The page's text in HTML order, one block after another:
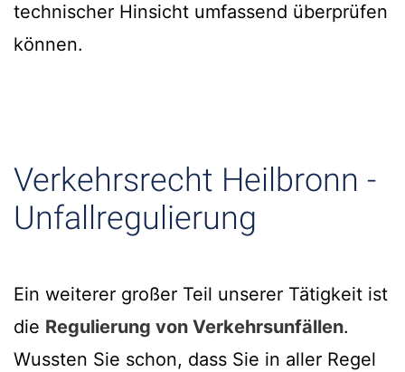
technischer Hinsicht umfassend überprüfen
können.
Verkehrsrecht Heilbronn -
Unfallregulierung
Ein weiterer großer Teil unserer Tätigkeit ist
die Regulierung von Verkehrsunfällen.
Wussten Sie schon, dass Sie in aller Regel